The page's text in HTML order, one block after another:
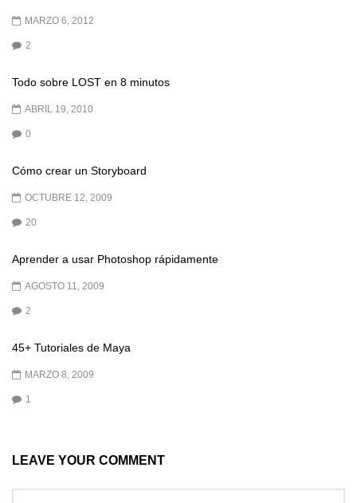
MARZO 6, 2012
2
Todo sobre LOST en 8 minutos
ABRIL 19, 2010
0
Cómo crear un Storyboard
OCTUBRE 12, 2009
20
Aprender a usar Photoshop rápidamente
AGOSTO 11, 2009
2
45+ Tutoriales de Maya
MARZO 8, 2009
1
LEAVE YOUR COMMENT